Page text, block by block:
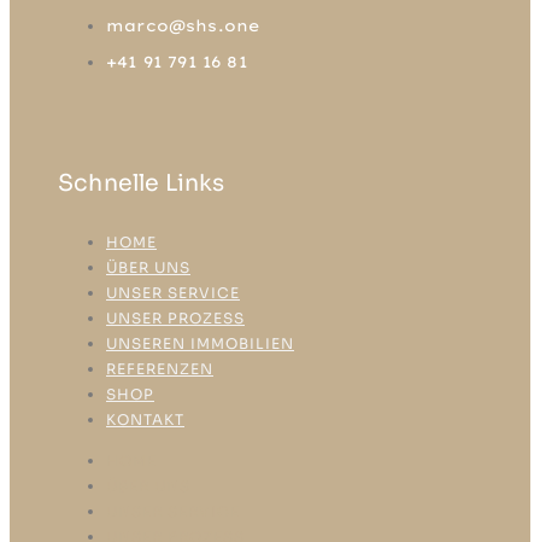
marco@shs.one
+41 91 791 16 81
Schnelle Links
HOME
ÜBER UNS
UNSER SERVICE
UNSER PROZESS
UNSEREN IMMOBILIEN
REFERENZEN
SHOP
KONTAKT